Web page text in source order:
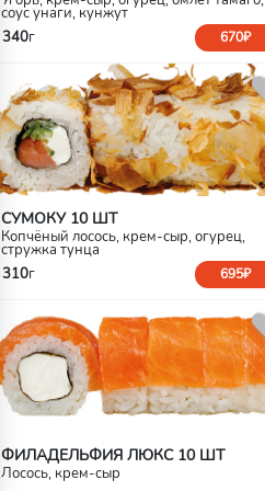
соус унаги, кунжут
340г 670₽
СУМОКУ 10 ШТ
Копчёный лосось, крем-сыр, огурец,
стружка тунца
310г 695₽
ФИЛАДЕЛЬФИЯ ЛЮКС 10 ШТ
Лосось, крем-сыр